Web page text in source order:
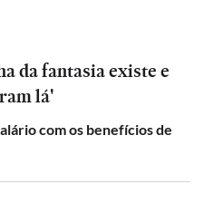
da fantasia existe e
lá'
com os benefícios de